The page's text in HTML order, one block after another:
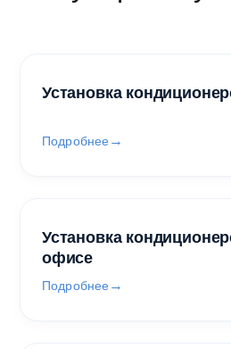
Установка
Подробнее
Установка
офисе
Подробнее